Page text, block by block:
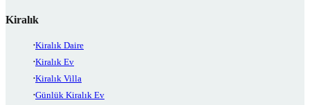
Kiralık
Kiralık Daire
Kiralık Ev
Kiralık Villa
Günlük Kiralık Ev